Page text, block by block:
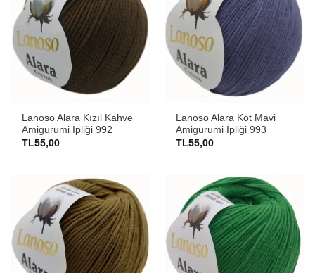
Lanoso Alara Kızıl Kahve
Amigurumi İpliği 992
TL55,00
Lanoso Alara Kot Mavi
Amigurumi İpliği 993
TL55,00